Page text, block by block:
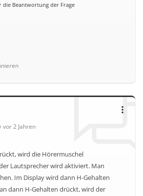
die Beantwortung der Frage
vor 2 Jahren
wird die Hörermuschel
Lautsprecher wird aktiviert. Man
Im Display wird dann H-Gehalten
dann H-Gehalten drückt, wird der